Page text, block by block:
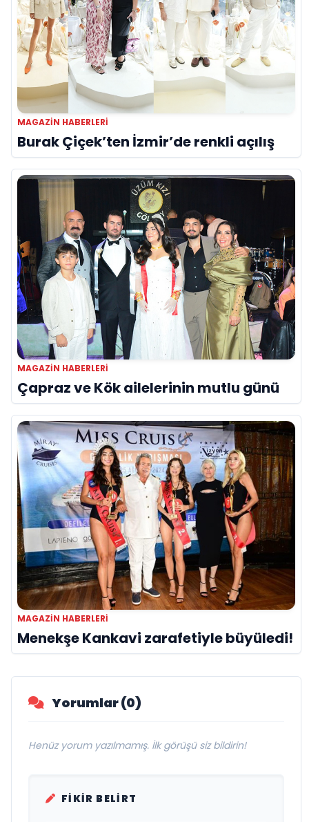
MAGAZIN HABERLERI
Burak Çiçek’ten İzmir’de renkli açılış
MAGAZIN HABERLERI
Çapraz ve Kök ailelerinin mutlu günü
MAGAZIN HABERLERI
Menekşe Kankavi zarafetiyle büyüledi!
Yorumlar (0)
Henüz yorum yazılmamış. İlk görüşü siz bildirin!
FIKIR BELIRT